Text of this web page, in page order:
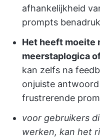
afhankelijkheid
prompts
Het heeft moeite
meerstaplogica
kan zelfs na
onjuiste
frustrerende
voor gebruikers
werken, kan het